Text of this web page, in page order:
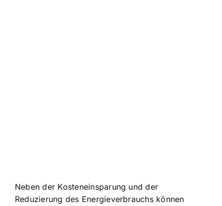
Neben der Kosteneinsparung und der
Reduzierung des Energieverbrauchs können